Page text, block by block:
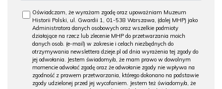
Oświadczam, że wyrażam zgodę oraz upoważniam Muzeum
Historii Polski, ul. Gwardii 1, 01-538 Warszawa, (dalej MHP) jako
Administratora danych osobowych oraz wszelkie podmioty
działające na rzecz lub zlecenie MHP do przetwarzania moich
danych osob. (e-mail) w zakresie i celach niezbędnych do
otrzymywania newslettera dzieje.pl od dnia wyrażenia tej zgody do
jej odwołania. Jestem świadomy/a, że mam prawo w dowolnym
momencie odwołać zgodę oraz że odwołanie zgody nie wpływa na
zgodność z prawem przetwarzania, którego dokonano na podstawie
zgody udzielonej przed jej wycofaniem. Jestem też świadomy/a, że